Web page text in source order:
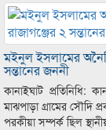
মইনুল ইসলামের
সন্তানের জননী
কানাইঘাট প্রতিনিধি:
মাঝপাড়া গ্রামের সৌদি
পরকীয়া সম্পর্ক ছিল